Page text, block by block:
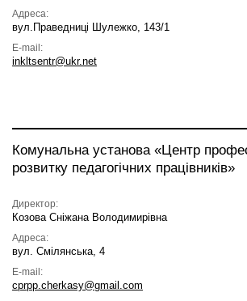
Адреса:
вул.Праведниці Шулежко, 143/1
E-mail:
inkltsentr@ukr.net
Комунальна установа «Центр
розвитку педагогічних працівників»
Директор:
Козова Сніжана Володимирівна
Адреса:
вул. Смілянська, 4
E-mail:
cprpp.cherkasy@gmail.com